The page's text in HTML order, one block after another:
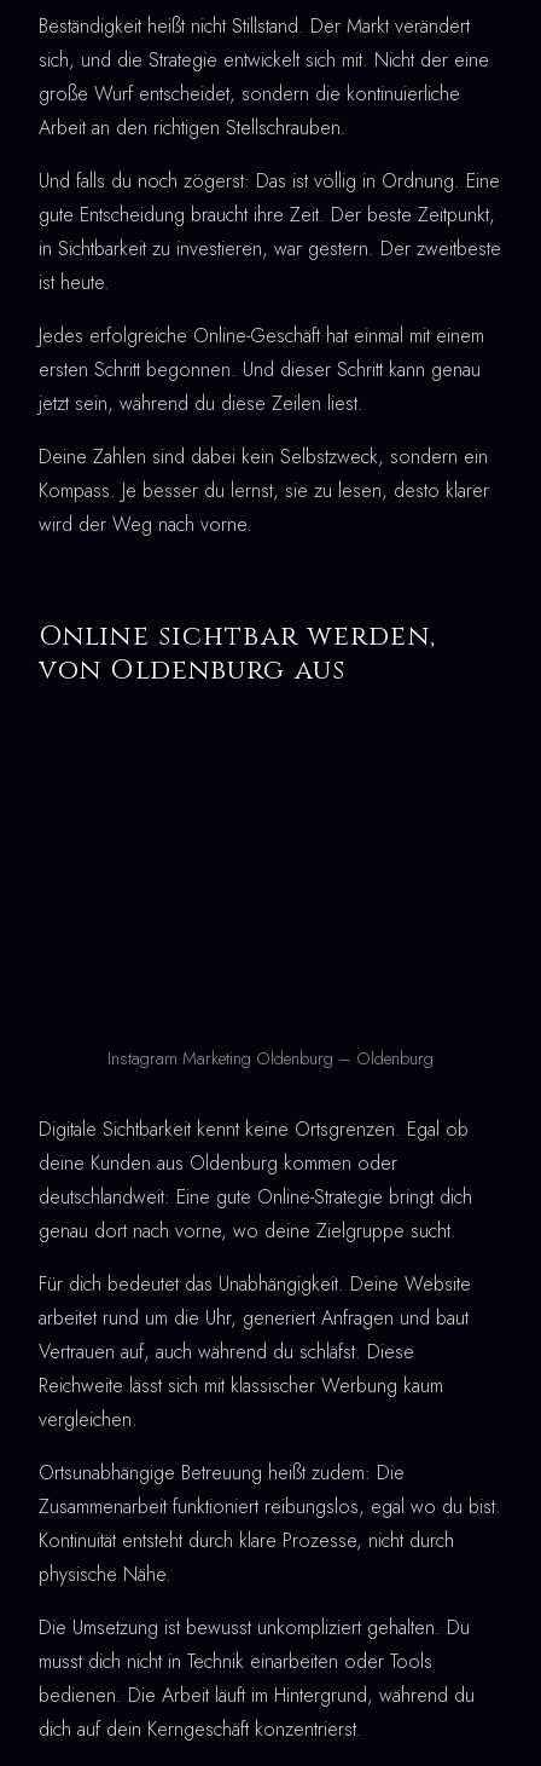
Beständigkeit heißt nicht Stillstand. Der Markt verändert
sich, und die Strategie entwickelt sich mit. Nicht der eine
große Wurf entscheidet, sondern die kontinuierliche
Arbeit an den richtigen Stellschrauben.
Und falls du noch zögerst: Das ist völlig in Ordnung. Eine
gute Entscheidung braucht ihre Zeit. Der beste Zeitpunkt,
in Sichtbarkeit zu investieren, war gestern. Der zweitbeste
ist heute.
Jedes erfolgreiche Online-Geschäft hat einmal mit einem
ersten Schritt begonnen. Und dieser Schritt kann genau
jetzt sein, während du diese Zeilen liest.
Deine Zahlen sind dabei kein Selbstzweck, sondern ein
Kompass. Je besser du lernst, sie zu lesen, desto klarer
wird der Weg nach vorne.
Online sichtbar werden,
von Oldenburg aus
Instagram Marketing Oldenburg – Oldenburg
Digitale Sichtbarkeit kennt keine Ortsgrenzen. Egal ob
deine Kunden aus Oldenburg kommen oder
deutschlandweit: Eine gute Online-Strategie bringt dich
genau dort nach vorne, wo deine Zielgruppe sucht.
Für dich bedeutet das Unabhängigkeit. Deine Website
arbeitet rund um die Uhr, generiert Anfragen und baut
Vertrauen auf, auch während du schläfst. Diese
Reichweite lässt sich mit klassischer Werbung kaum
vergleichen.
Ortsunabhängige Betreuung heißt zudem: Die
Zusammenarbeit funktioniert reibungslos, egal wo du bist.
Kontinuität entsteht durch klare Prozesse, nicht durch
physische Nähe.
Die Umsetzung ist bewusst unkompliziert gehalten. Du
musst dich nicht in Technik einarbeiten oder Tools
bedienen. Die Arbeit läuft im Hintergrund, während du
dich auf dein Kerngeschäft konzentrierst.